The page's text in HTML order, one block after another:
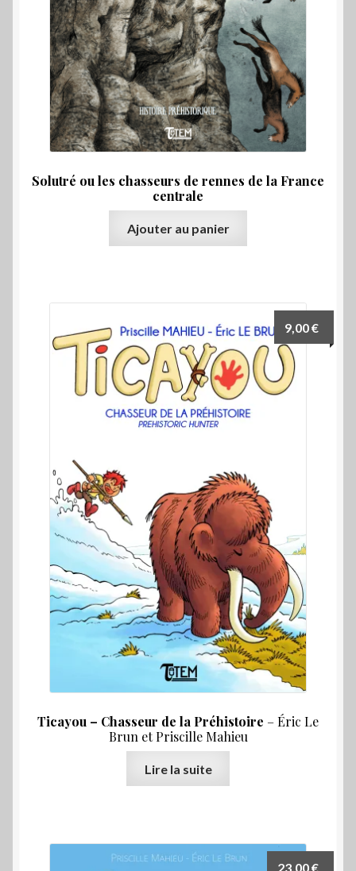
Solutré ou les chasseurs de rennes de la France
centrale
Ajouter au panier
Ticayou – Chasseur de la Préhistoire – Éric Le
Brun et Priscille Mahieu
9,00€
Lire la suite
23,00€